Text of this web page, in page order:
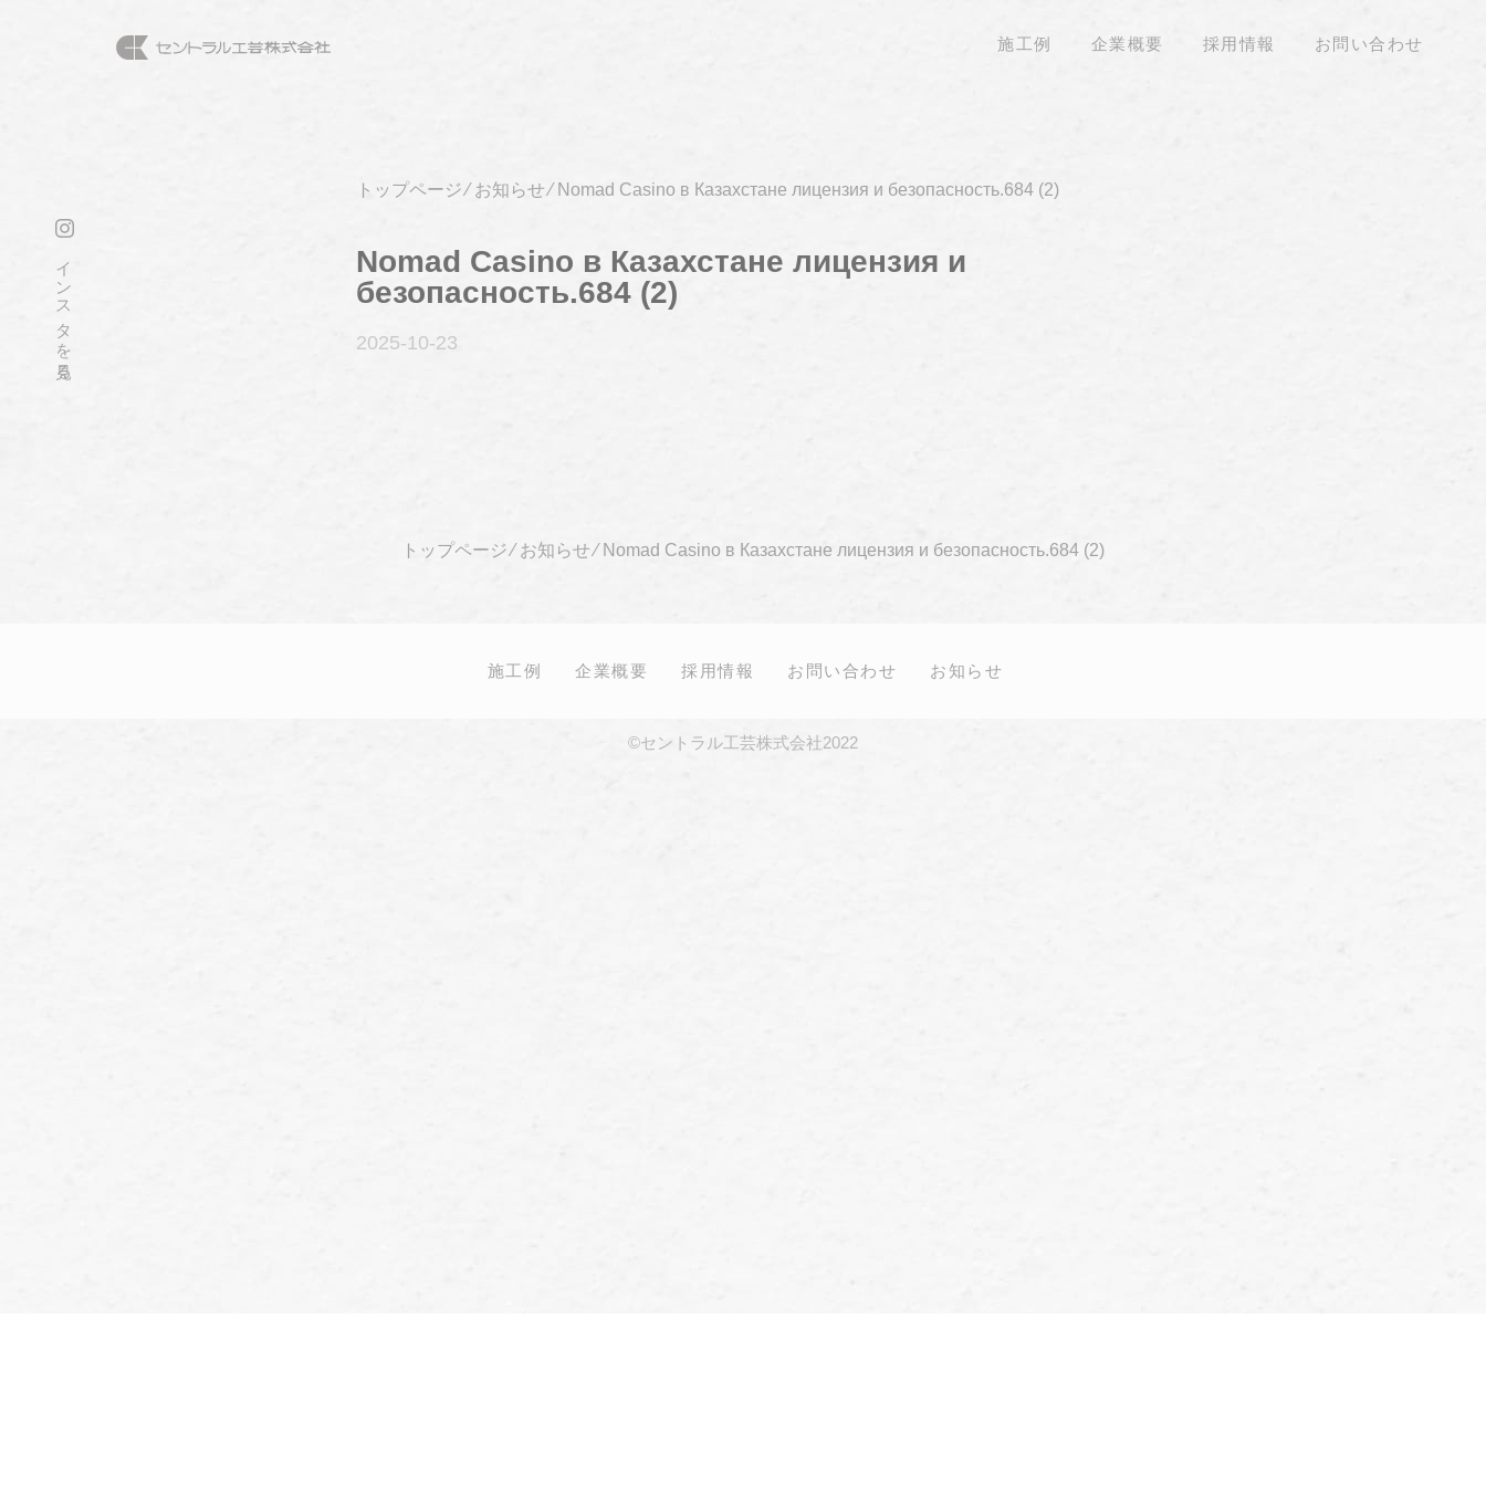
施工例 企業概要 採用情報 お問い合わせ
インスタを見る
トップページ⁄ お知らせ⁄ Nomad Casino в Казахстане лицензия и безопасность.684 (2)
Nomad Casino в Казахстане лицензия и
безопасность.684 (2)
2025-10-23
トップページ⁄ お知らせ⁄ Nomad Casino в Казахстане лицензия и безопасность.684 (2)
施工例 企業概要 採用情報 お問い合わせ お知らせ
©セントラル工芸株式会社2022